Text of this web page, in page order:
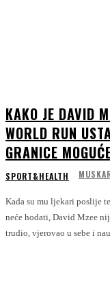
KAKO JE DAVID
WORLD RUN
GRANICE
SPORT&HEALTH
Kada su mu ljekari poslije
neće hodati, David Mzee
trudio, vjerovao u sebe i